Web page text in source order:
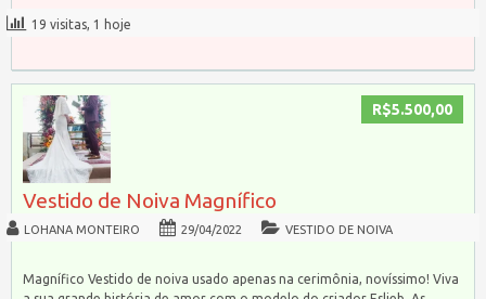
19 visitas, 1 hoje
R$5.500,00
Vestido de Noiva Magnífico
LOHANA MONTEIRO 29/04/2022 VESTIDO DE NOIVA
Magnífico Vestido de noiva usado apenas na cerimônia, novíssimo! Viva